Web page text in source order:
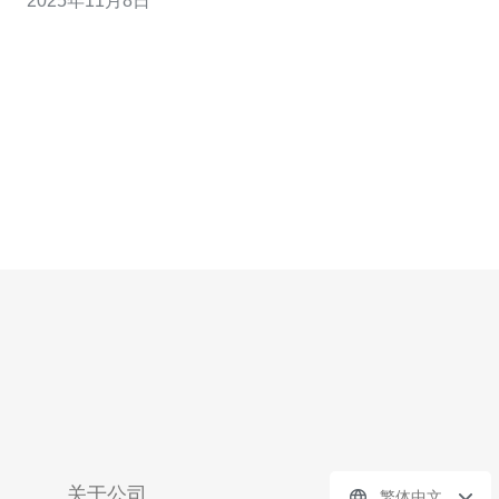
和详细操作步骤。 1. ss香港CN2 VPS的优势
关于公司